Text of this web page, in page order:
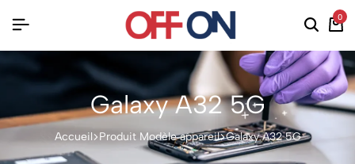
0
Galaxy A32 5G
Accueil Produit Modèle appareil Galaxy A32 5G